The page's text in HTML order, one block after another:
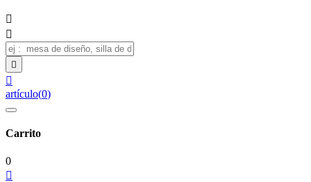




artículo(0)
Carrito
0
